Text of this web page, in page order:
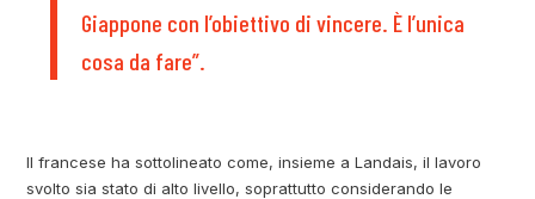
Giappone con l’obiettivo di vincere. È l’unica
cosa da fare”.
Il francese ha sottolineato come, insieme a Landais, il lavoro
svolto sia stato di alto livello, soprattutto considerando le